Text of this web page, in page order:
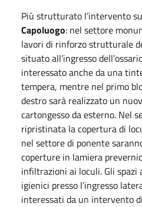
Più strutturato l’intervento
Capoluogo: nel settore
lavori di rinforzo strutturale
situato all’ingresso
interessato anche da una
tempera, mentre nel primo
destro sarà realizzato un
cartongesso da esterno. Nel
ripristinata la copertura di
nel settore di ponente
coperture in lamiera
infiltrazioni ai loculi. Gli
igienici presso l’ingresso
interessati da un intervento